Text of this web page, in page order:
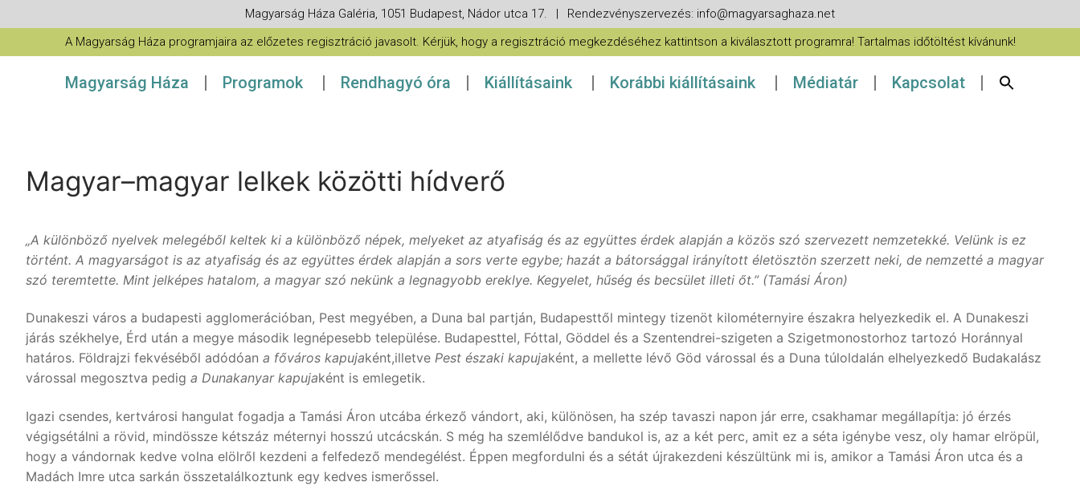
Magyarság Háza Galéria, 1051 Budapest, Nádor utca 17. | Rendezvényszervezés: info@magyarsaghaza.net
A Magyarság Háza programjaira az előzetes regisztráció javasolt. Kérjük, hogy a regisztráció megkezdéséhez kattintson a kiválasztott programra! Tartalmas időtöltést kívánunk!
Magyarság Háza Programok Rendhagyó óra Kiállításaink Korábbi kiállításaink Médiatár Kapcsolat
Magyar–magyar lelkek közötti hídverő
„A különböző nyelvek melegéből keltek ki a különböző népek, melyeket az atyafiság és az együttes érdek alapján a közös szó szervezett nemzetekké. Velünk is ez
történt. A magyarságot is az atyafiság és az együttes érdek alapján a sors verte egybe; hazát a bátorsággal irányított életösztön szerzett neki, de nemzetté a magyar
szó teremtette. Mint jelképes hatalom, a magyar szó nekünk a legnagyobb ereklye. Kegyelet, hűség és becsület illeti őt.” (Tamási Áron)
Dunakeszi város a budapesti agglomerációban, Pest megyében, a Duna bal partján, Budapesttől mintegy tizenöt kilométernyire északra helyezkedik el. A Dunakeszi
járás székhelye, Érd után a megye második legnépesebb települése. Budapesttel, Fóttal, Göddel és a Szentendrei-szigeten a Szigetmonostorhoz tartozó Horánnyal
határos. Földrajzi fekvéséből adódóan a főváros kapujaként,illetve Pest északi kapujaként, a mellette lévő Göd várossal és a Duna túloldalán elhelyezkedő Budakalász
várossal megosztva pedig a Dunakanyar kapujaként is emlegetik.
Igazi csendes, kertvárosi hangulat fogadja a Tamási Áron utcába érkező vándort, aki, különösen, ha szép tavaszi napon jár erre, csakhamar megállapítja: jó érzés
végigsétálni a rövid, mindössze kétszáz méternyi hosszú utcácskán. S még ha szemlélődve bandukol is, az a két perc, amit ez a séta igénybe vesz, oly hamar elröpül,
hogy a vándornak kedve volna elölről kezdeni a felfedező mendegélést. Éppen megfordulni és a sétát újrakezdeni készültünk mi is, amikor a Tamási Áron utca és a
Madách Imre utca sarkán összetalálkoztunk egy kedves ismerőssel.